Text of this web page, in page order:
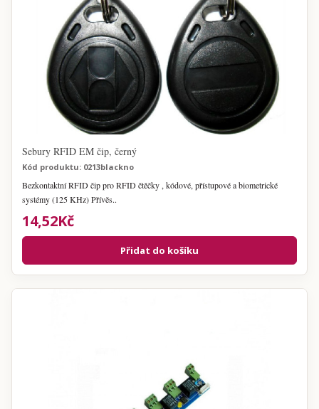
Sebury RFID EM čip, černý
Kód produktu: 0213blackno
Bezkontaktní RFID čip pro RFID čtěčky , kódové, přístupové a biometrické
systémy (125 KHz) Přívěs..
14,52Kč
Přidat do košíku